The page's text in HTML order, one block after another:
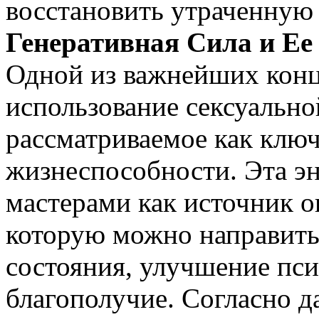
восстановить
Генеративная Сила и
Одной из важнейших
использование
рассматриваемое как
жизнеспособности. Эта
мастерами как источник
которую можно
состояния, улучшение
благополучие. Согласно